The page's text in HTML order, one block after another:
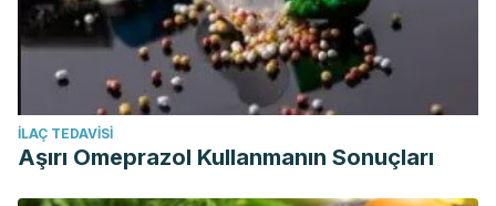
İLAÇ TEDAVISI
Aşırı Omeprazol Kullanmanın Sonuçları